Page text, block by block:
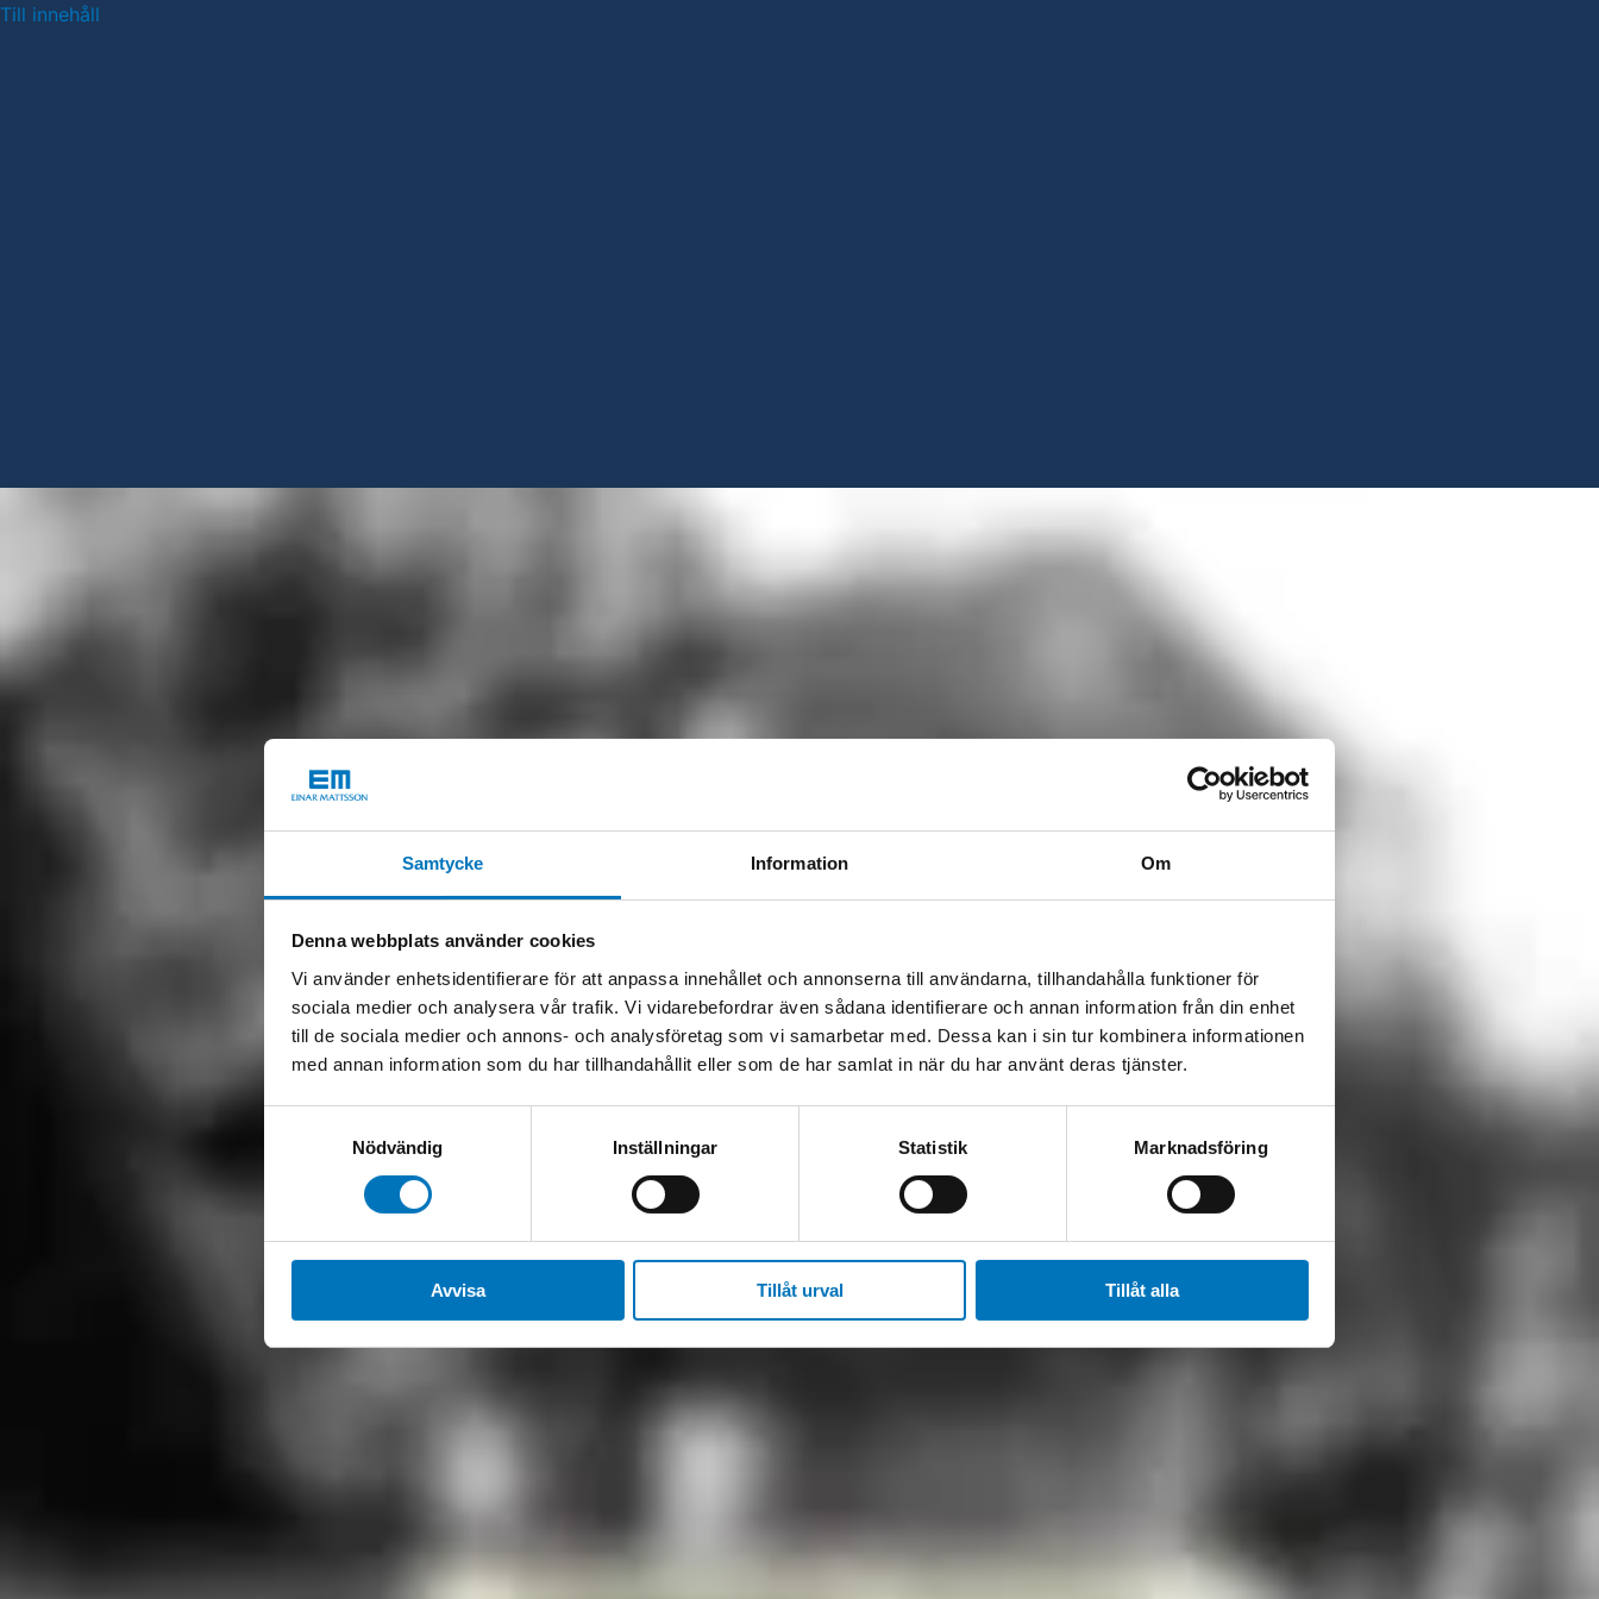
Samtycke Information Om
Denna webbplats använder cookies
Vi använder enhetsidentifierare för att anpassa innehållet och annonserna till användarna, tillhandahålla funktioner för
sociala medier och analysera vår trafik. Vi vidarebefordrar även sådana identifierare och annan information från din enhet
till de sociala medier och annons- och analysföretag som vi samarbetar med. Dessa kan i sin tur kombinera informationen
med annan information som du har tillhandahållit eller som de har samlat in när du har använt deras tjänster.
Nödvändig
Inställningar Statistik Marknadsföring
Avvisa Tillåt urval Tillåt alla
Till innehåll